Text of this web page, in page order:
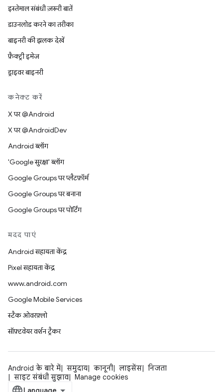
इस्तेमाल संबंधी ज़रूरी बातें
डाउनलोड करने का तरीका
बाइनरी की झलक देखें
फ़ैक्ट्री इमेज
ड्राइवर बाइनरी
कनेक्ट करें
X पर @Android
X पर @AndroidDev
Android ब्लॉग
'Google सुरक्षा' ब्लॉग
Google Groups पर प्लैटफ़ॉर्म
Google Groups पर बनाना
Google Groups पर पोर्टिंग
मदद पाएं
Android सहायता केंद्र
Pixel सहायता केंद्र
www.android.com
Google Mobile Services
स्टैक ओवरफ़्लो
सॉफ़्टवेयर वर्शन ट्रैकर
Android के बारे में समुदाय कानूनी लाइसेंस
निजता
साइट संबंधी सुझाव
Manage cookies